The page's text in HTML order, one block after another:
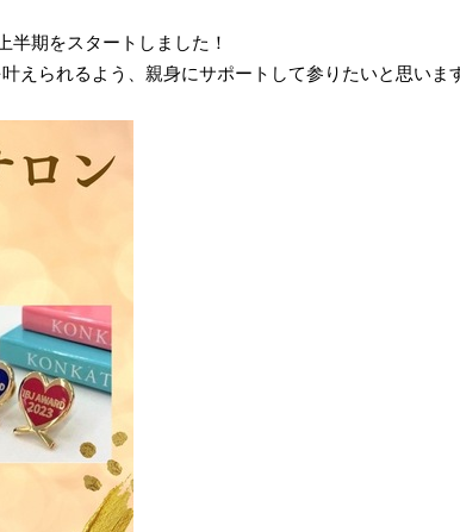
期をスタートしました！
られるよう、親身にサポートして参りたいと思います